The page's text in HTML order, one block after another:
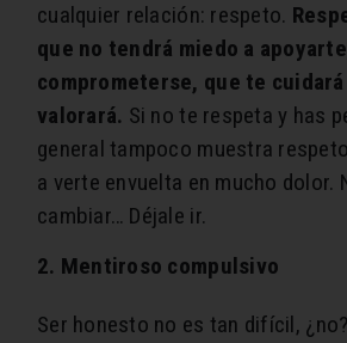
cualquier relación: respeto.
que no tendrá miedo a
comprometerse, que te
valorará. Si no te respeta y has
general tampoco muestra
a verte envuelta en mucho dolor.
cambiar… Déjale ir.
2. Mentiroso compulsivo
Ser honesto no es tan difícil,